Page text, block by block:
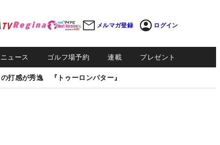
メルマガ登録 ログイン
ュース ゴルフ場予約 連載 プレゼント
打感が秀逸 『トゥーロンパター』